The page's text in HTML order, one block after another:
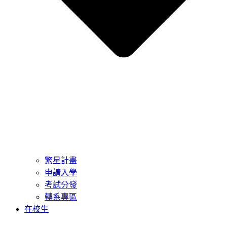
繁星計畫
申請入學
考試分發
轉系專區
在校生